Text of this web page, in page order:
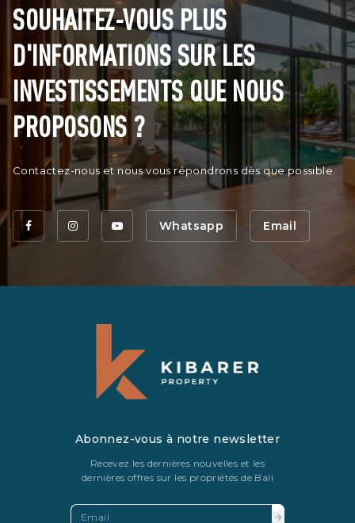
SOUHAITEZ-VOUS PLUS
D'INFORMATIONS SUR LES
INVESTISSEMENTS QUE NOUS
PROPOSONS ?
Contactez-nous et nous vous répondrons dès que possible.
Whatsapp Email
Abonnez-vous à notre newsletter
Recevez les dernières nouvelles et les
dernières offres sur les propriétés de Bali